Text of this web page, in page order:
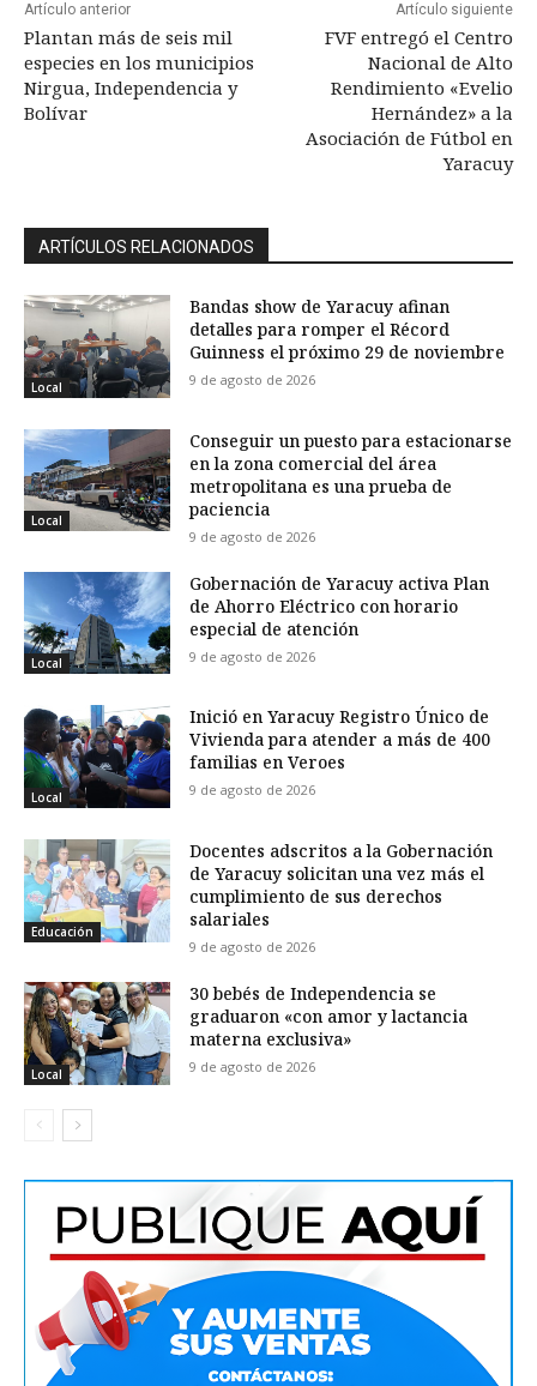
Artículo anterior
Plantan más de seis mil
especies en los municipios
Nirgua, Independencia y
Bolívar
Artículo siguiente
FVF entregó el Centro
Nacional de Alto
Rendimiento «Evelio
Hernández» a la
Asociación de Fútbol en
Yaracuy
ARTÍCULOS RELACIONADOS
Local
Bandas show de Yaracuy afinan
detalles para romper el Récord
Guinness el próximo 29 de noviembre
9 de agosto de 2026
Local
Conseguir un puesto para estacionarse
en la zona comercial del área
metropolitana es una prueba de
paciencia
9 de agosto de 2026
Local
Gobernación de Yaracuy activa Plan
de Ahorro Eléctrico con horario
especial de atención
9 de agosto de 2026
Local
Inició en Yaracuy Registro Único de
Vivienda para atender a más de 400
familias en Veroes
9 de agosto de 2026
Educación
Docentes adscritos a la Gobernación
de Yaracuy solicitan una vez más el
cumplimiento de sus derechos
salariales
9 de agosto de 2026
Local
30 bebés de Independencia se
graduaron «con amor y lactancia
materna exclusiva»
9 de agosto de 2026